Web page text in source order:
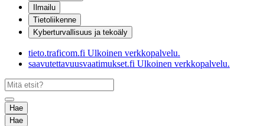
Ilmailu
Tietoliikenne
Kyberturvallisuus ja tekoäly
tieto.traficom.fi Ulkoinen verkkopalvelu.
saavutettavuusvaatimukset.fi Ulkoinen verkkopalvelu.
Hae
Hae